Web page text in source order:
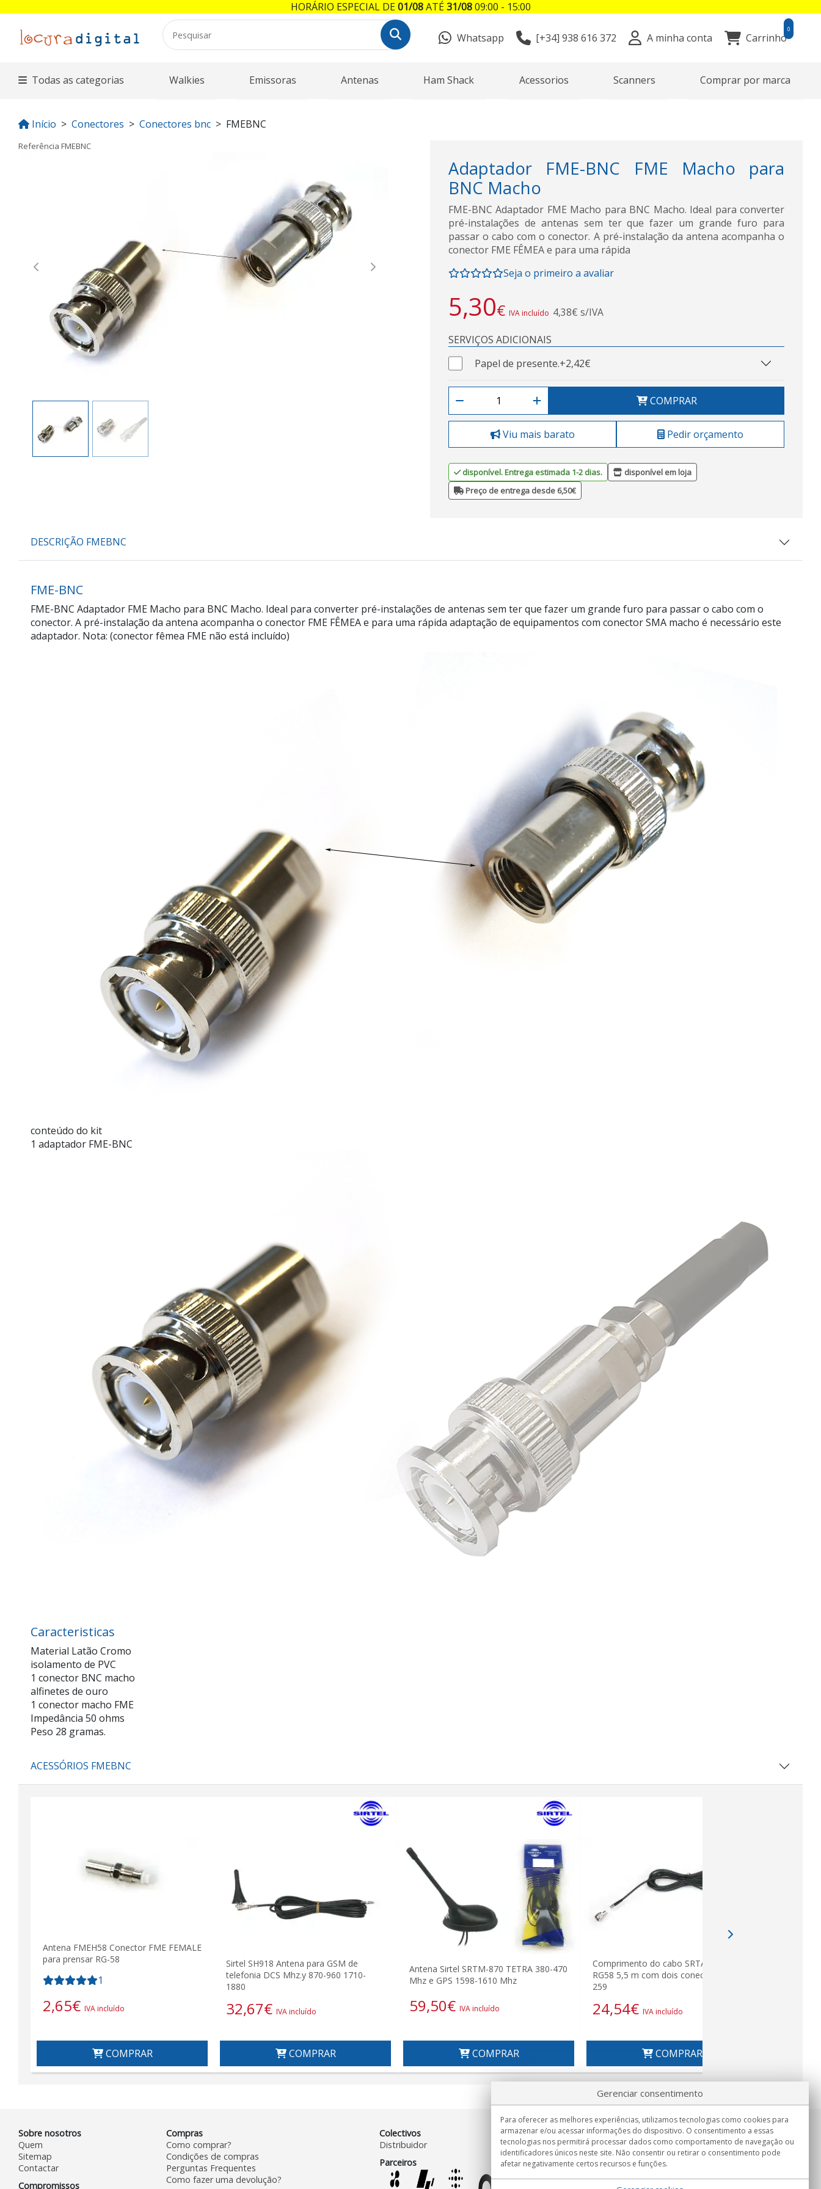
Whatsapp [+34] 938 616 372 A minha conta Carrinho
0
Todas as categorias Walkies Emissoras Antenas Ham Shack Acessorios Scanners Comprar por marca
Início Conectores Conectores bnc FMEBNC
Referência FMEBNC
Previous Next
Adaptador FME-BNC FME Macho para
BNC Macho
FME-BNC Adaptador FME Macho para BNC Macho. Ideal para converter
pré-instalações de antenas sem ter que fazer um grande furo para
passar o cabo com o conector. A pré-instalação da antena acompanha o
conector FME FÊMEA e para uma rápida
Seja o primeiro a avaliar
5,30€ IVA incluído 4,38€ s/IVA
SERVIÇOS ADICIONAIS
Papel de presente.+2,42€
COMPRAR
Viu mais barato Pedir orçamento
disponível. Entrega estimada 1-2 dias.
disponível em loja
Preço de entrega desde 6,50€
DESCRIÇÃO FMEBNC
FME-BNC
FME-BNC Adaptador FME Macho para BNC Macho. Ideal para converter pré-instalações de antenas sem ter que fazer um grande furo para passar o cabo com o
conector. A pré-instalação da antena acompanha o conector FME FÊMEA e para uma rápida adaptação de equipamentos com conector SMA macho é necessário este
adaptador. Nota: (conector fêmea FME não está incluído)
conteúdo do kit
1 adaptador FME-BNC
Caracteristicas
Material Latão Cromo
isolamento de PVC
1 conector BNC macho
alfinetes de ouro
1 conector macho FME
Impedância 50 ohms
Peso 28 gramas.
ACESSÓRIOS FMEBNC
Antena FMEH58 Conector FME FEMALE
para prensar RG-58
1
2,65€ IVA incluído
COMPRAR
Sirtel SH918 Antena para GSM de
telefonia DCS Mhz.y 870-960 1710-
1880
32,67€ IVA incluído
COMPRAR
Antena Sirtel SRTM-870 TETRA 380-470
Mhz e GPS 1598-1610 Mhz
59,50€ IVA incluído
COMPRAR
Comprimento do cabo SRTA-530-FME
RG58 5,5 m com dois conectores PL
259
24,54€ IVA incluído
COMPRAR
Sobre nosotros
Quem
Sitemap
Contactar
Compromissos
Compras
Como comprar?
Condições de compras
Perguntas Frequentes
Como fazer uma devolução?
Colectivos
Distribuidor
Parceiros
Informação
Seg.-Sex. 9:00h - 15:00h.
Entrega em
Gerenciar consentimento
Para oferecer as melhores experiências, utilizamos tecnologias como cookies para
armazenar e/ou acessar informações do dispositivo. O consentimento a essas
tecnologias nos permitirá processar dados como comportamento de navegação ou
identificadores únicos neste site. Não consentir ou retirar o consentimento pode
afetar negativamente certos recursos e funções.
HORÁRIO ESPECIAL DE01/08ATÉ31/0809:00 - 15:00